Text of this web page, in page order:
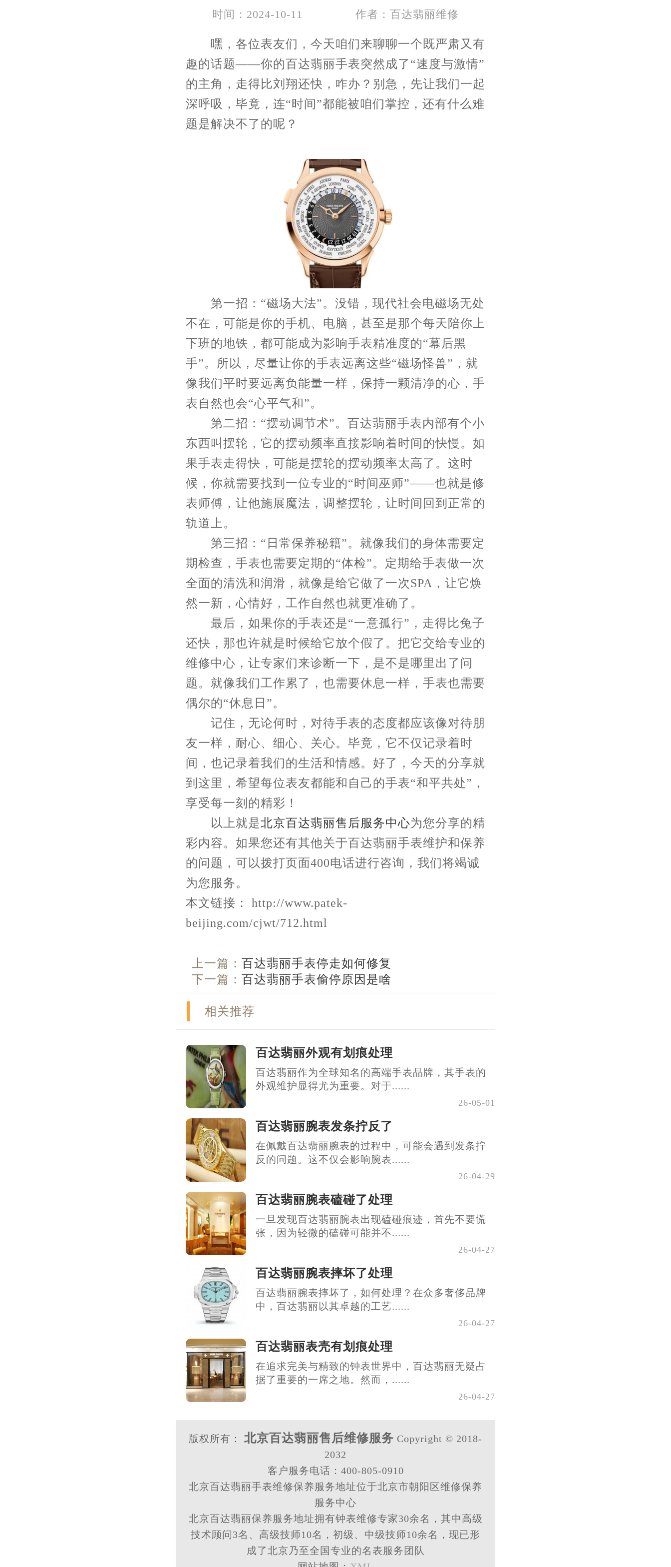
时间：2024-10-11 作者：百达翡丽维修
嘿，各位表友们，今天咱们来聊聊一个既严肃又有
趣的话题——你的百达翡丽手表突然成了“速度与激情”
的主角，走得比刘翔还快，咋办？别急，先让我们一起
深呼吸，毕竟，连“时间”都能被咱们掌控，还有什么难
题是解决不了的呢？
第一招：“磁场大法”。没错，现代社会电磁场无处
不在，可能是你的手机、电脑，甚至是那个每天陪你上
下班的地铁，都可能成为影响手表精准度的“幕后黑
手”。所以，尽量让你的手表远离这些“磁场怪兽”，就
像我们平时要远离负能量一样，保持一颗清净的心，手
表自然也会“心平气和”。
第二招：“摆动调节术”。百达翡丽手表内部有个小
东西叫摆轮，它的摆动频率直接影响着时间的快慢。如
果手表走得快，可能是摆轮的摆动频率太高了。这时
候，你就需要找到一位专业的“时间巫师”——也就是修
表师傅，让他施展魔法，调整摆轮，让时间回到正常的
轨道上。
第三招：“日常保养秘籍”。就像我们的身体需要定
期检查，手表也需要定期的“体检”。定期给手表做一次
全面的清洗和润滑，就像是给它做了一次SPA，让它焕
然一新，心情好，工作自然也就更准确了。
最后，如果你的手表还是“一意孤行”，走得比兔子
还快，那也许就是时候给它放个假了。把它交给专业的
维修中心，让专家们来诊断一下，是不是哪里出了问
题。就像我们工作累了，也需要休息一样，手表也需要
偶尔的“休息日”。
记住，无论何时，对待手表的态度都应该像对待朋
友一样，耐心、细心、关心。毕竟，它不仅记录着时
间，也记录着我们的生活和情感。好了，今天的分享就
到这里，希望每位表友都能和自己的手表“和平共处”，
享受每一刻的精彩！
以上就是北京百达翡丽售后服务中心为您分享的精
彩内容。如果您还有其他关于百达翡丽手表维护和保养
的问题，可以拨打页面400电话进行咨询，我们将竭诚
为您服务。
本文链接： http://www.patek-
beijing.com/cjwt/712.html
上一篇： 百达翡丽手表停走如何修复
下一篇： 百达翡丽手表偷停原因是啥
相关推荐
百达翡丽外观有划痕处理
百达翡丽作为全球知名的高端手表品牌，其手表的
外观维护显得尤为重要。对于......
26-05-01
百达翡丽腕表发条拧反了
在佩戴百达翡丽腕表的过程中，可能会遇到发条拧
反的问题。这不仅会影响腕表......
26-04-29
百达翡丽腕表磕碰了处理
一旦发现百达翡丽腕表出现磕碰痕迹，首先不要慌
张，因为轻微的磕碰可能并不......
26-04-27
百达翡丽腕表摔坏了处理
百达翡丽腕表摔坏了，如何处理？在众多奢侈品牌
中，百达翡丽以其卓越的工艺......
26-04-27
百达翡丽表壳有划痕处理
在追求完美与精致的钟表世界中，百达翡丽无疑占
据了重要的一席之地。然而，......
26-04-27
版权所有： 北京百达翡丽售后维修服务 Copyright © 2018-
2032
客户服务电话：400-805-0910
北京百达翡丽手表维修保养服务地址位于北京市朝阳区维修保养
服务中心
北京百达翡丽保养服务地址拥有钟表维修专家30余名，其中高级
技术顾问3名、高级技师10名，初级、中级技师10余名，现已形
成了北京乃至全国专业的名表服务团队